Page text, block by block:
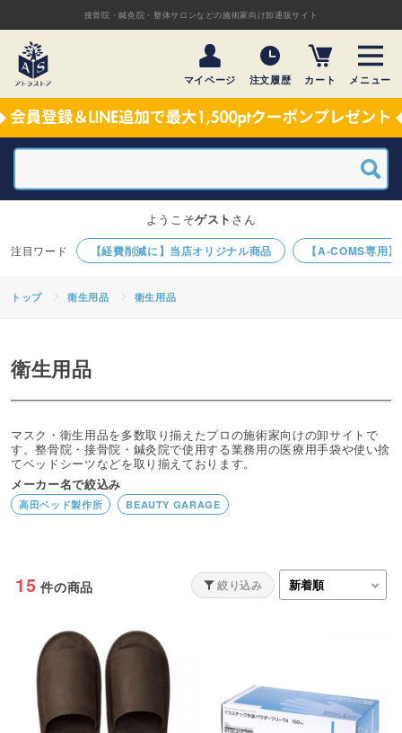
接骨院・鍼灸院・整体サロンなどの施術家向け卸通販サイト
マイページ 注文履歴 カート メニュー
【経費削減に】当店オリジナル商品 【A-COMS専用
ようこそゲスト さん
トップ 衛生用品 衛生用品
衛生用品
マスク・衛生用品を多数取り揃えたプロの施術家向けの卸サイトで
す。整骨院・接骨院・鍼灸院で使用する業務用の医療用手袋や使い捨
てベッドシーツなどを取り揃えております。
メーカー名で絞込み
高田ベッド製作所 BEAUTY GARAGE
15 件の商品 絞り込み